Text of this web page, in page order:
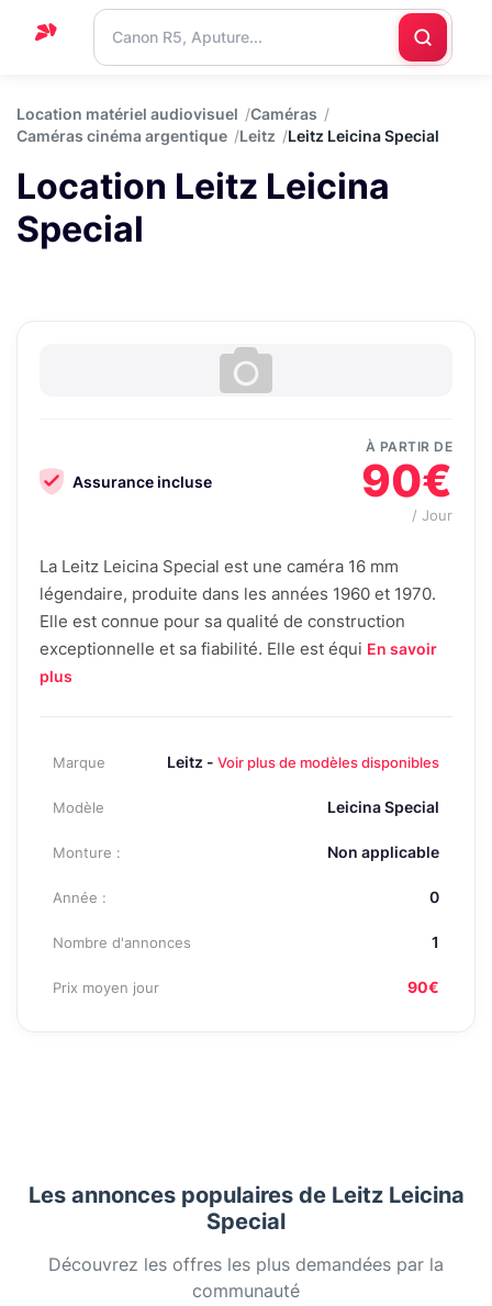
Support
Blog
Nous
contacter
Location matériel audiovisuel
Caméras
Caméras cinéma argentique
Leitz Leitz Leicina Special
Location Leitz Leicina
Special
Assurance incluse
À PARTIR DE
90€
/ Jour
La Leitz Leicina Special est une caméra 16 mm
légendaire, produite dans les années 1960 et 1970.
Elle est connue pour sa qualité de construction
exceptionnelle et sa fiabilité. Elle est équi En savoir
plus
Marque Leitz - Voir plus de modèles disponibles
Modèle Leicina Special
Monture : Non applicable
Année : 0
Nombre d'annonces 1
Prix moyen jour 90€
Les annonces populaires de Leitz Leicina
Special
Découvrez les offres les plus demandées par la
communauté